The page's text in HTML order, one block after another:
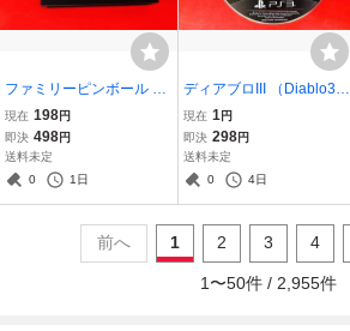
ファミリーピンボール 商
品説明必読！！
現在 198円
即決 498円
送料未定
0
1日
ディアブロIII （Diablo3）
商品説明必読！！ 良品
現在 1円
即決 298円
送料未定
0
4日
前へ 1 2 3 4
1 〜50件 / 2,955件